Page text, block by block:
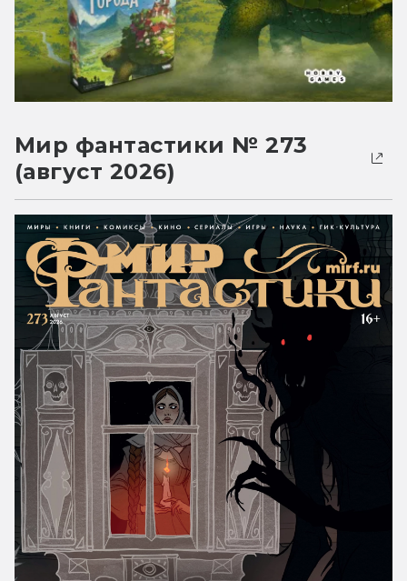
Мир фантастики № 273
(август 2026)